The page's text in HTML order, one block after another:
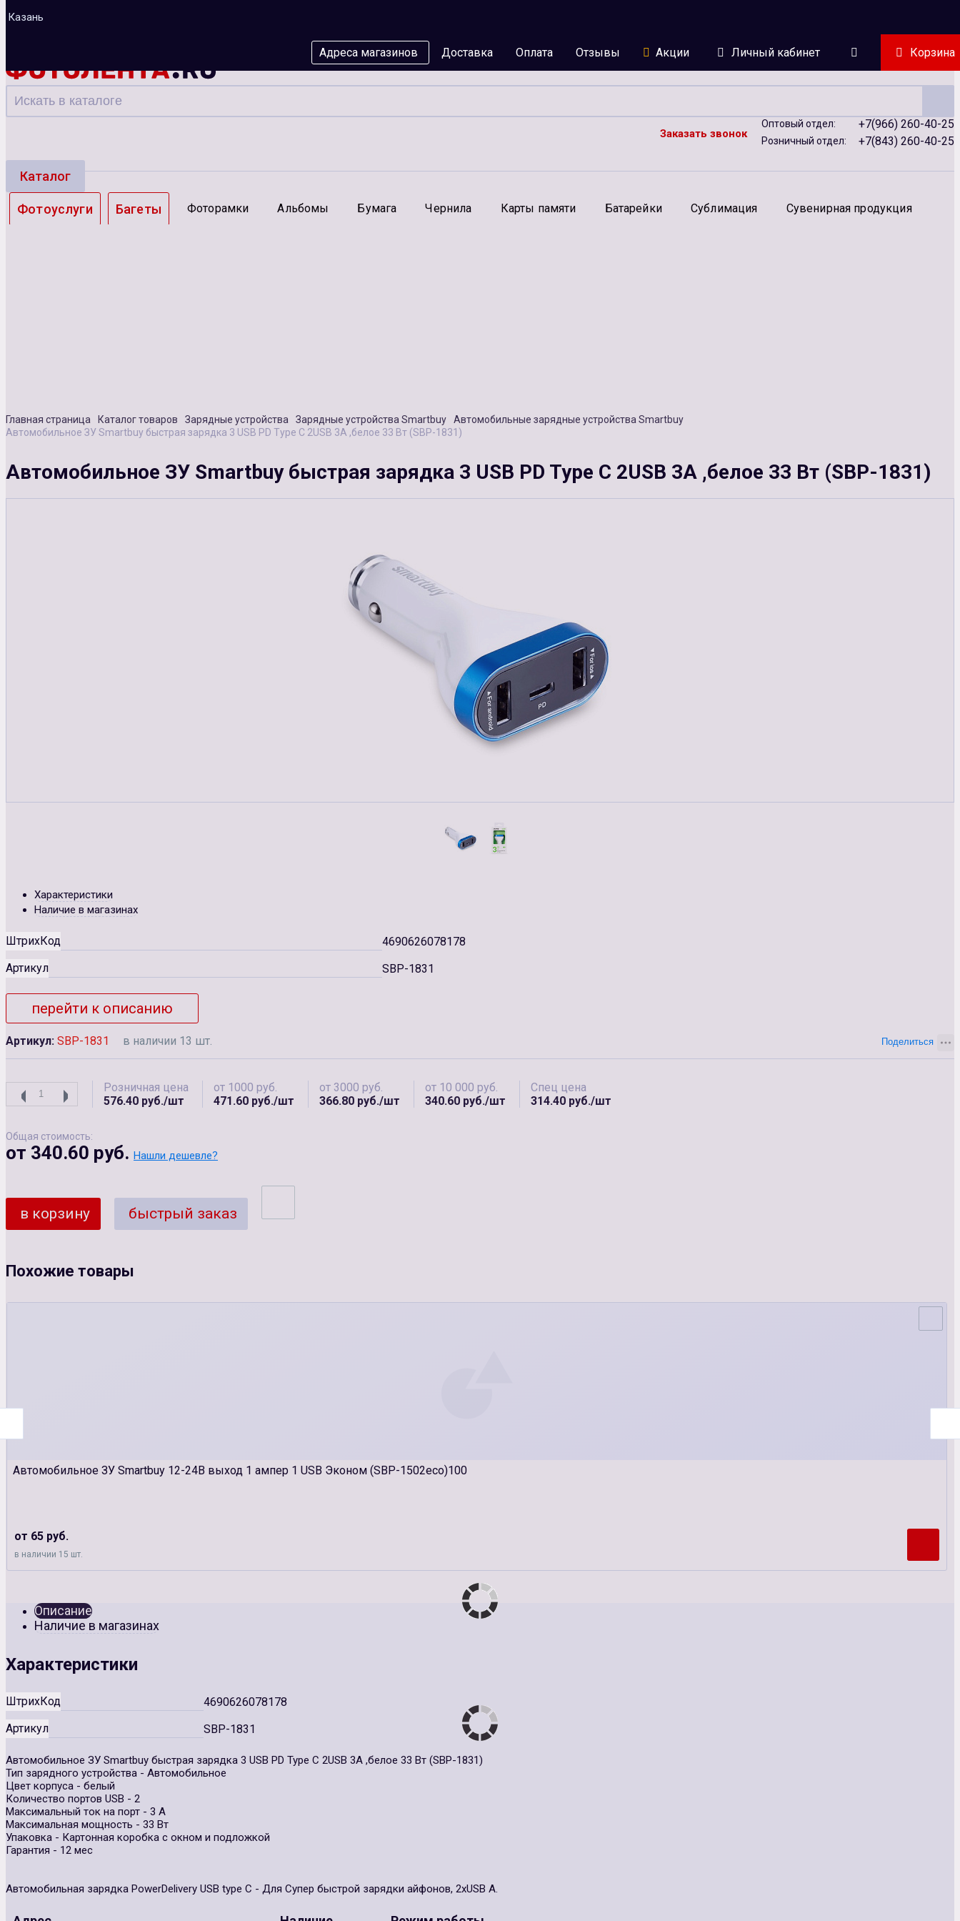
Казань
Адреса магазинов Доставка Оплата Отзывы Акции Личный кабинет Корзина
Заказать звонок
Оптовый отдел: +7(966) 260-40-25
Розничный отдел: +7(843) 260-40-25
Каталог
Фотоуслуги Багеты Фоторамки Альбомы Бумага Чернила Карты памяти Батарейки Сублимация Сувенирная продукция
Главная страница Каталог товаров Зарядные устройства Зарядные устройства Smartbuy
Автомобильные зарядные устройства Smartbuy
Автомобильное ЗУ Smartbuy быстрая зарядка 3 USB PD Type C 2USB 3A ,белое 33 Вт (SBP-1831)
Автомобильное ЗУ Smartbuy быстрая зарядка 3 USB PD Type C 2USB 3A ,белое 33 Вт (SBP-1831)
Характеристики
Наличие в магазинах
ШтрихКод
4690626078178
Артикул
SBP-1831
перейти к описанию
Артикул: SBP-1831 в наличии 13 шт.
Розничная цена
576.40 руб./шт
от 1000 руб.
471.60 руб./шт
от 3000 руб.
366.80 руб./шт
от 10 000 руб.
340.60 руб./шт
Спец цена
314.40 руб./шт
Общая стоимость:
от 340.60 руб. Нашли дешевле?
в корзину быстрый заказ
Похожие товары
Автомобильное ЗУ Smartbuy 12-24В выход 1 ампер 1 USB Эконом (SBP-1502eco)100
от 65 руб.
в наличии 15 шт.
Описание
Наличие в магазинах
Характеристики
ШтрихКод
4690626078178
Артикул
SBP-1831
Автомобильное ЗУ Smartbuy быстрая зарядка 3 USB PD Type C 2USB 3A ,белое 33 Вт (SBP-1831)
Тип зарядного устройства - Автомобильное
Цвет корпуса - белый
Количество портов USB - 2
Максимальный ток на порт - 3 А
Максимальная мощность - 33 Вт
Упаковка - Картонная коробка с окном и подложкой
Гарантия - 12 мес
Автомобильная зарядка PowerDelivery USB type C - Для Супер быстрой зарядки айфонов, 2xUSB A.